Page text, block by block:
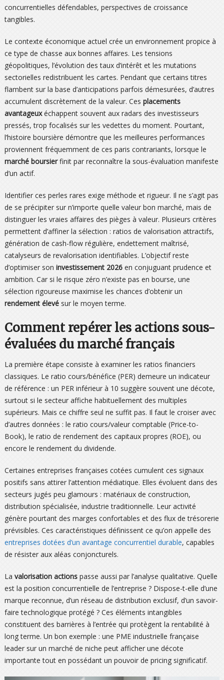
concurrentielles défendables, perspectives de croissance
tangibles.
Le contexte économique actuel crée un environnement propice à
ce type de chasse aux bonnes affaires. Les tensions
géopolitiques, l’évolution des taux d’intérêt et les mutations
sectorielles redistribuent les cartes. Pendant que certains titres
flambent sur la base d’anticipations parfois démesurées, d’autres
accumulent discrètement de la valeur. Ces placements
avantageuxéchappent souvent aux radars des investisseurs
pressés, trop focalisés sur les vedettes du moment. Pourtant,
l’histoire boursière démontre que les meilleures performances
proviennent fréquemment de ces paris contrariants, lorsque le
marché boursierfinit par reconnaître la sous-évaluation manifeste
d’un actif.
Identifier ces perles rares exige méthode et rigueur. Il ne s’agit pas
de se précipiter sur n’importe quelle valeur bon marché, mais de
distinguer les vraies affaires des pièges à valeur. Plusieurs critères
permettent d’affiner la sélection : ratios de valorisation attractifs,
génération de cash-flow régulière, endettement maîtrisé,
catalyseurs de revalorisation identifiables. L’objectif reste
d’optimiser son investissement 2026en conjuguant prudence et
ambition. Car si le risque zéro n’existe pas en bourse, une
sélection rigoureuse maximise les chances d’obtenir un
rendement élevésur le moyen terme.
Comment repérer les actions sous-
évaluées du marché français
La première étape consiste à examiner les ratios financiers
classiques. Le ratio cours/bénéfice (PER) demeure un indicateur
de référence : un PER inférieur à 10 suggère souvent une décote,
surtout si le secteur affiche habituellement des multiples
supérieurs. Mais ce chiffre seul ne suffit pas. Il faut le croiser avec
d’autres données : le ratio cours/valeur comptable (Price-to-
Book), le ratio de rendement des capitaux propres (ROE), ou
encore le rendement du dividende.
Certaines entreprises françaises cotées cumulent ces signaux
positifs sans attirer l’attention médiatique. Elles évoluent dans des
secteurs jugés peu glamours : matériaux de construction,
distribution spécialisée, industrie traditionnelle. Leur activité
génère pourtant des marges confortables et des flux de trésorerie
prévisibles. Ces caractéristiques définissent ce qu’on appelle des
entreprises dotées d’un avantage concurrentiel durable, capables
de résister aux aléas conjoncturels.
La valorisation actionspasse aussi par l’analyse qualitative. Quelle
est la position concurrentielle de l’entreprise ? Dispose-t-elle d’une
marque reconnue, d’un réseau de distribution exclusif, d’un savoir-
faire technologique protégé ? Ces éléments intangibles
constituent des barrières à l’entrée qui protègent la rentabilité à
long terme. Un bon exemple : une PME industrielle française
leader sur un marché de niche peut afficher une décote
importante tout en possédant un pouvoir de pricing significatif.